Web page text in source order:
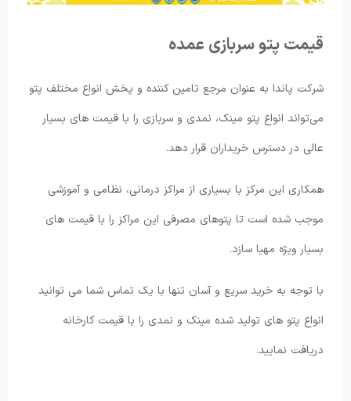
قیمت پتو سربازی عمده
شرکت پاندا به عنوان مرجع تامین کننده و پخش انواع مختلف پتو
می‌تواند انواع پتو مینک، نمدی و سربازی را با قیمت های بسیار
عالی در دسترس خریداران قرار دهد.
همکاری این مرکز با بسیاری از مراکز درمانی، نظامی و آموزشی
موجب شده است تا پتوهای مصرفی این مراکز را با قیمت های
بسیار ویژه مهیا سازد.
با توجه به خرید سریع و آسان تنها با یک تماس شما می توانید
انواع پتو های تولید شده مینک و نمدی را با قیمت کارخانه
دریافت نمایید.